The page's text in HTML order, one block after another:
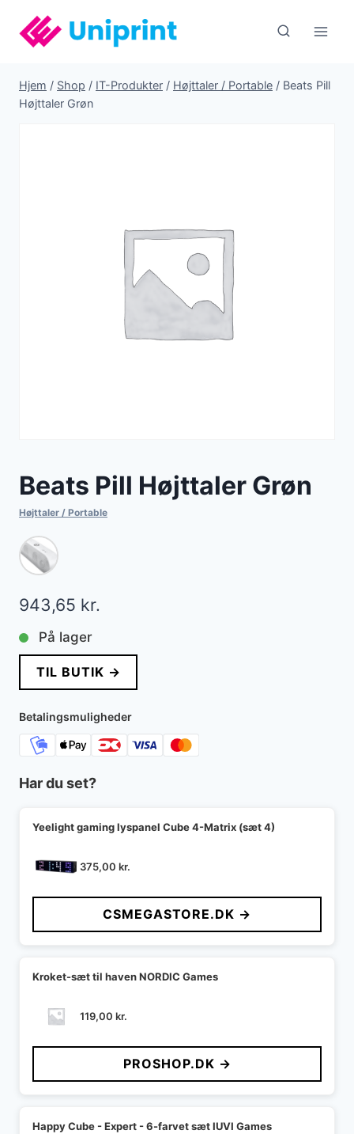
indhold
Hjem / Shop / IT-Produkter / Højttaler / Portable / Beats Pill
Højttaler Grøn
Beats Pill Højttaler Grøn
Højttaler / Portable
943,65 kr.
På lager
TIL BUTIK →
Betalingsmuligheder
Har du set?
Yeelight gaming lyspanel Cube 4-Matrix (sæt 4)
375,00 kr.
CSMEGASTORE.DK →
Kroket-sæt til haven NORDIC Games
119,00 kr.
PROSHOP.DK →
Happy Cube - Expert - 6-farvet sæt IUVI Games